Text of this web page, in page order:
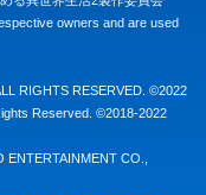
owners and are used
RIGHTS RESERVED. ©2022
Reserved. ©2018-2022
CO.,